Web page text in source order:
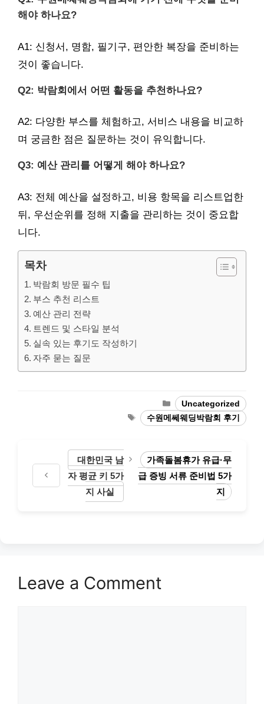
해야 하나요?
A1: 신청서, 명함, 필기구, 편안한 복장을 준비하는
것이 좋습니다.
Q2: 박람회에서 어떤 활동을 추천하나요?
A2: 다양한 부스를 체험하고, 서비스 내용을 비교하
며 궁금한 점은 질문하는 것이 유익합니다.
Q3: 예산 관리를 어떻게 해야 하나요?
A3: 전체 예산을 설정하고, 비용 항목을 리스트업한
뒤, 우선순위를 정해 지출을 관리하는 것이 중요합
니다.
목차
박람회 방문 필수 팁
부스 추천 리스트
예산 관리 전략
트렌드 및 스타일 분석
실속 있는 후기도 작성하기
자주 묻는 질문
Categories
Uncategorized
Tags수원메쎄웨딩박람회 후기
대한민국 남
자 평균 키 5가
지 사실
가족돌봄휴가 유급·무
급 증빙 서류 준비법 5가
지
Leave a Comment